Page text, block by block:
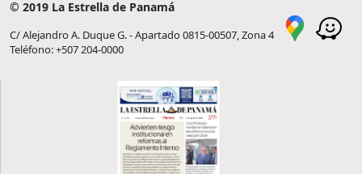
© 2019 La Estrella de Panamá
C/ Alejandro A. Duque G. - Apartado 0815-00507, Zona 4
Teléfono: +507 204-0000